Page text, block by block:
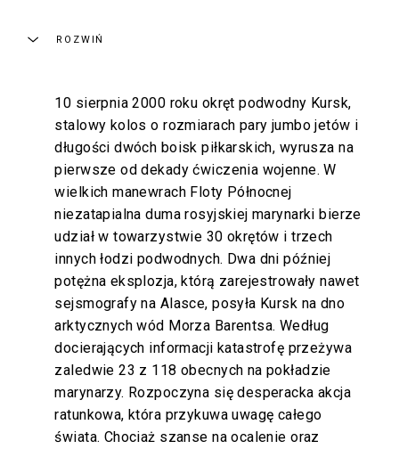
ROZWIŃ
10 sierpnia 2000 roku okręt podwodny Kursk,
stalowy kolos o rozmiarach pary jumbo jetów i
długości dwóch boisk piłkarskich, wyrusza na
pierwsze od dekady ćwiczenia wojenne. W
wielkich manewrach Floty Północnej
niezatapialna duma rosyjskiej marynarki bierze
udział w towarzystwie 30 okrętów i trzech
innych łodzi podwodnych. Dwa dni później
potężna eksplozja, którą zarejestrowały nawet
sejsmografy na Alasce, posyła Kursk na dno
arktycznych wód Morza Barentsa. Według
docierających informacji katastrofę przeżywa
zaledwie 23 z 118 obecnych na pokładzie
marynarzy. Rozpoczyna się desperacka akcja
ratunkowa, która przykuwa uwagę całego
świata. Chociaż szanse na ocalenie oraz